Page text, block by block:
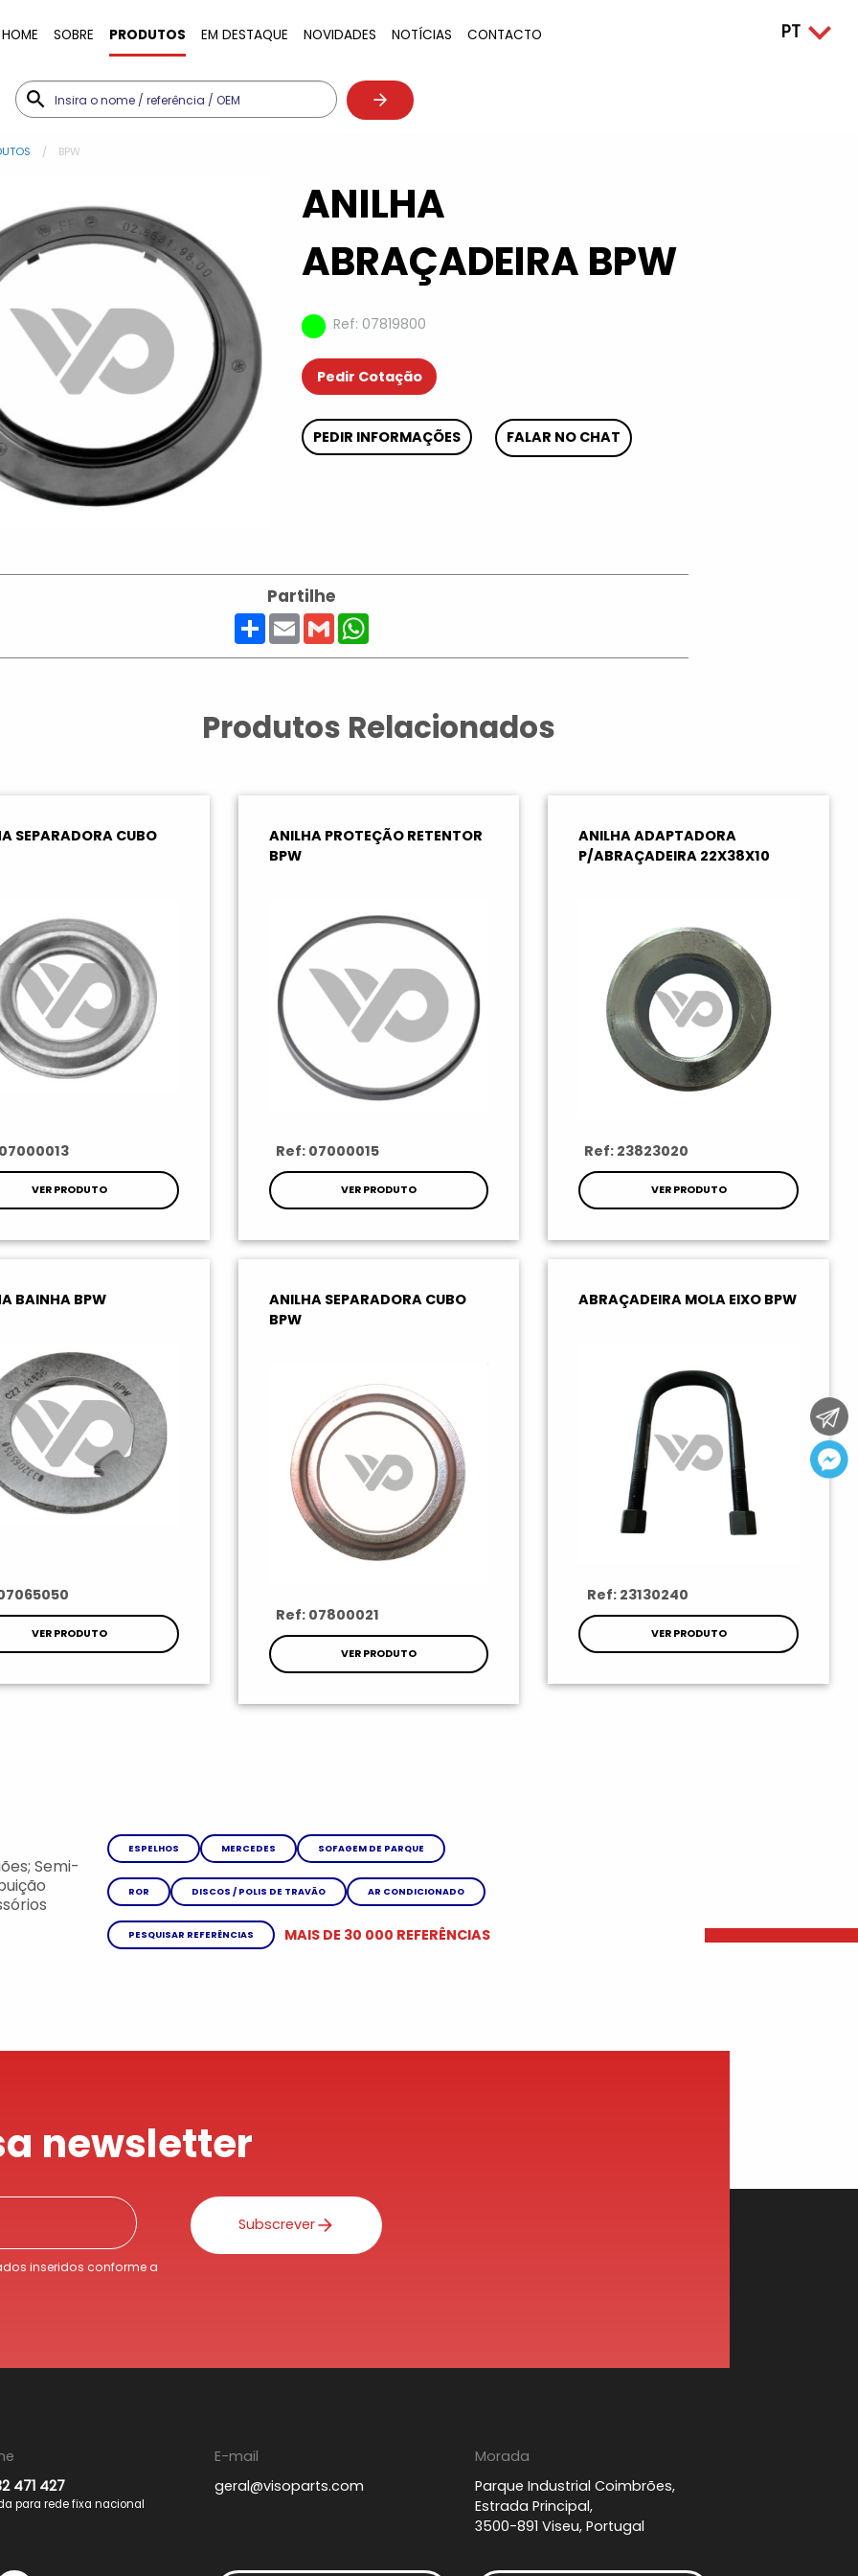
HOME SOBRE PRODUTOS EM DESTAQUE NOVIDADES NOTÍCIAS CONTACTO
BPW
ANILHA
ABRAÇADEIRA BPW
Ref: 07819800
Pedir Cotação
PEDIR INFORMAÇÕES FALAR NO CHAT
Partilhe
ShareEmailGmailWhatsApp
Produtos Relacionados
SEPARADORA CUBO
VER PRODUTO
ANILHA PROTEÇÃO RETENTOR
BPW
Ref: 07000015
VER PRODUTO
ANILHA ADAPTADORA
P/ABRAÇADEIRA 22X38X10
Ref: 23823020
VER PRODUTO
BAINHA BPW
VER PRODUTO
ANILHA SEPARADORA CUBO
BPW
Ref: 07800021
VER PRODUTO
ABRAÇADEIRA MOLA EIXO BPW
Ref: 23130240
VER PRODUTO
Semi-
ESPELHOS MERCEDES SOFAGEM DE PARQUE
ROR DISCOS / POLIS DE TRAVÃO AR CONDICIONADO
PESQUISAR REFERÊNCIAS MAIS DE 30 000 REFERÊNCIAS
newsletter
inseridos conforme a
Subscrever
471 427
para rede fixa nacional
E-mail
geral@visoparts.com
Morada
Parque Industrial Coimbrões,
Estrada Principal,
3500-891 Viseu, Portugal